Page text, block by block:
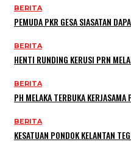
BERITA
PEMUDA PKR GESA SIASATAN
BERITA
HENTI RUNDING KERUSI PRN
BERITA
PH MELAKA TERBUKA
BERITA
KESATUAN PONDOK KELANTAN